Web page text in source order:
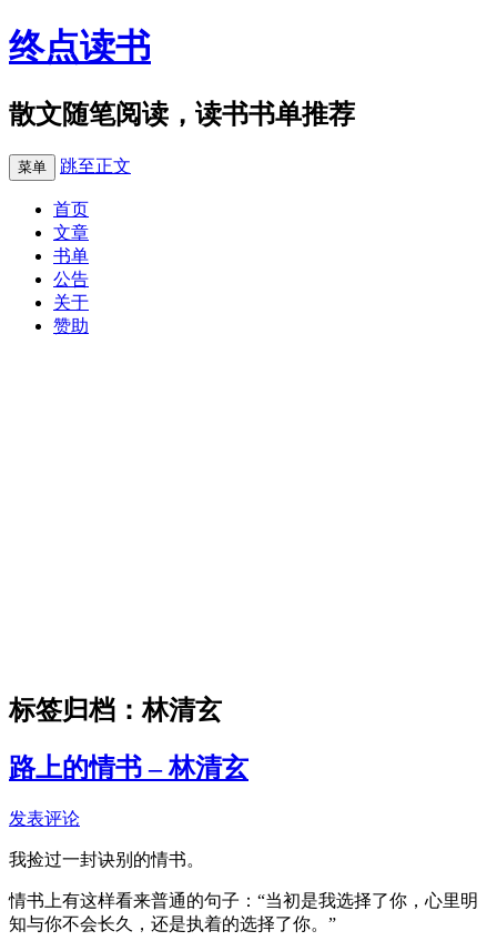
终点读书
散文随笔阅读，读书书单推荐
菜单 跳至正文
首页
文章
书单
公告
关于
赞助
标签归档：林清玄
路上的情书 – 林清玄
发表评论
我捡过一封诀别的情书。
情书上有这样看来普通的句子：“当初是我选择了你，心里明
知与你不会长久，还是执着的选择了你。”